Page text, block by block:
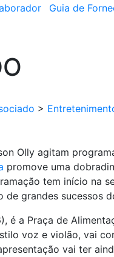
Guia de
>
Olly agitam
promove uma
tem início na
de grandes sucessos
é a Praça de
voz e violão, vai
vai ter